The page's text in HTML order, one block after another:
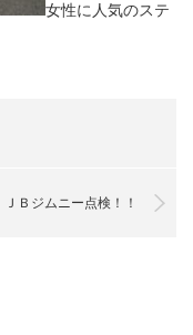
女性に人気のステ
ＪＢジムニー点検！！